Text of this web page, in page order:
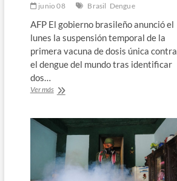
junio 08 Brasil Dengue
AFP El gobierno brasileño anunció el
lunes la suspensión temporal de la
primera vacuna de dosis única contra
el dengue del mundo tras identificar
dos…
Ver másBrasil
contra
el
dengue
tras
dos